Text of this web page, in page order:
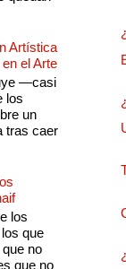
Artística
el Arte
—casi
los
un
tras caer
los
que
no
que no